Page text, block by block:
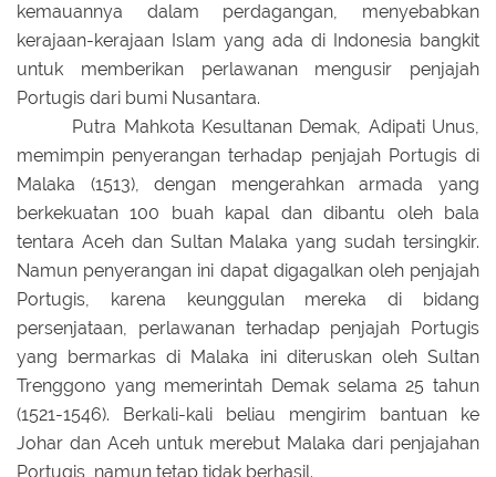
kemauannya dalam perdagangan, menyebabkan
kerajaan-kerajaan Islam yang ada di Indonesia bangkit
untuk memberikan perlawanan mengusir penjajah
Portugis dari bumi Nusantara.
Putra Mahkota Kesultanan Demak, Adipati Unus,
memimpin penyerangan terhadap penjajah Portugis di
Malaka (1513), dengan mengerahkan armada yang
berkekuatan 100 buah kapal dan dibantu oleh bala
tentara Aceh dan Sultan Malaka yang sudah tersingkir.
Namun penyerangan ini dapat digagalkan oleh penjajah
Portugis, karena keunggulan mereka di bidang
persenjataan, perlawanan terhadap penjajah Portugis
yang bermarkas di Malaka ini diteruskan oleh Sultan
Trenggono yang memerintah Demak selama 25 tahun
(1521-1546). Berkali-kali beliau mengirim bantuan ke
Johar dan Aceh untuk merebut Malaka dari penjajahan
Portugis, namun tetap tidak berhasil.